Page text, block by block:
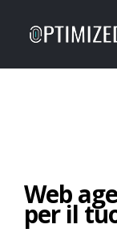
Web
per il